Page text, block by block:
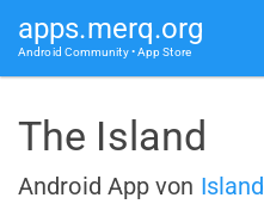
apps.merq.org
Android Community • App Store
The Island
Android App von Island